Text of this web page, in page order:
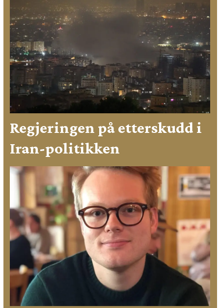
Regjeringen på etterskudd i
Iran-politikken